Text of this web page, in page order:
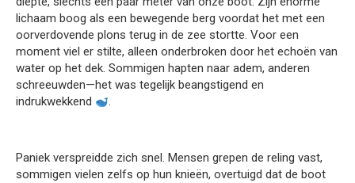
lichaam boog als een bewegende berg voordat het met een
oorverdovende plons terug in de zee stortte. Voor een
moment viel er stilte, alleen onderbroken door het echoën van
water op het dek. Sommigen hapten naar adem, anderen
schreeuwden—het was tegelijk beangstigend en
indrukwekkend
.
Paniek verspreidde zich snel. Mensen grepen de reling vast,
sommigen vielen zelfs op hun knieën, overtuigd dat de boot